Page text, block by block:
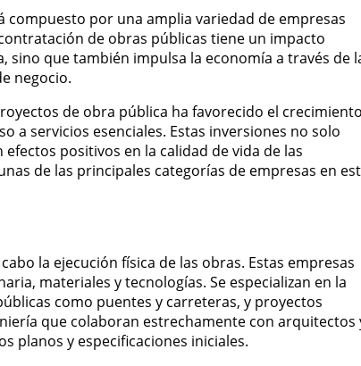
compuesto por una amplia variedad de empresas
de obras públicas tiene un impacto
que también impulsa la economía a través de
negocio.
de obra pública ha favorecido el
a servicios esenciales. Estas inversiones no solo
positivos en la calidad de vida de las
de las principales categorías de empresas en
la ejecución física de las obras. Estas empresas
materiales y tecnologías. Se especializan en la
como puentes y carreteras, y proyectos
que colaboran estrechamente con arquitectos
planos y especificaciones iniciales.